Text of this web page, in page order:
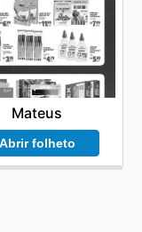
Mateus
Abrir folheto